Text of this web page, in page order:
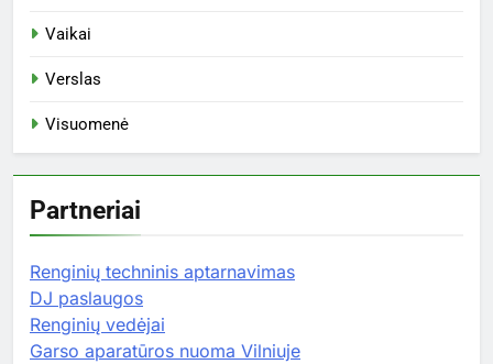
Vaikai
Verslas
Visuomenė
Partneriai
Renginių techninis aptarnavimas
DJ paslaugos
Renginių vedėjai
Garso aparatūros nuoma Vilniuje